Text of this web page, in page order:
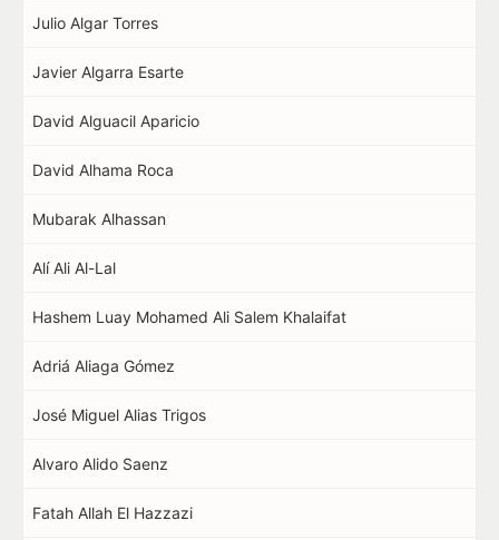
Julio Algar Torres
Javier Algarra Esarte
David Alguacil Aparicio
David Alhama Roca
Mubarak Alhassan
Alí Ali Al-Lal
Hashem Luay Mohamed Ali Salem Khalaifat
Adriá Aliaga Gómez
José Miguel Alias Trigos
Alvaro Alido Saenz
Fatah Allah El Hazzazi